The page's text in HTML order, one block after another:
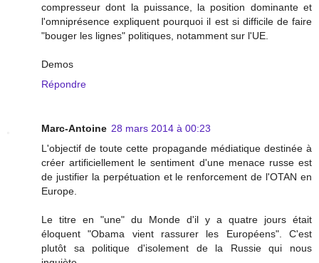
compresseur dont la puissance, la position dominante et
l'omniprésence expliquent pourquoi il est si difficile de faire
"bouger les lignes" politiques, notamment sur l'UE.
Demos
Répondre
Marc-Antoine 28 mars 2014 à 00:23
L'objectif de toute cette propagande médiatique destinée à
créer artificiellement le sentiment d'une menace russe est
de justifier la perpétuation et le renforcement de l'OTAN en
Europe.
Le titre en "une" du Monde d'il y a quatre jours était
éloquent "Obama vient rassurer les Européens". C'est
plutôt sa politique d'isolement de la Russie qui nous